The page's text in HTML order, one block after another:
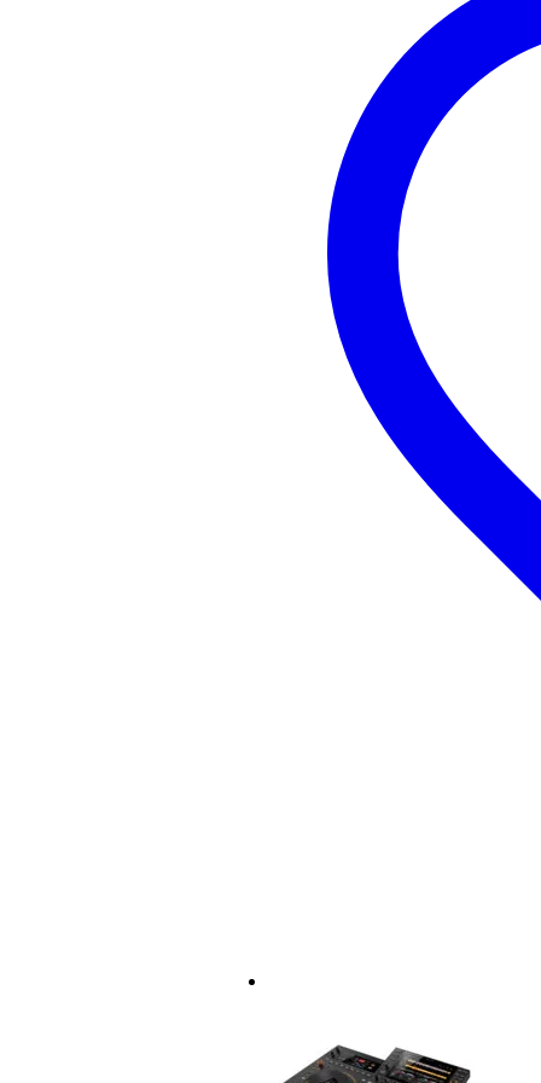
bestuur diverse DJ software via
Pro DJ link voor het delen van
draadloze PRO DJ LINK
toegang tot uw muziek op uw
stream direct vanaf uw
ondersteunde
USB opslag bestandssystemen:
frequentie respons: 4Hz tot
signaal/ruis verhouding: 115dB
totale harmonische vervorming
USB-poorten: USB-A
audio uitgangen: 2x RCA
overige aansluitingen: LAN
audio uitgangsvoltage: 2.0Vrms
netspanning: AC100-240V
maximaal opgenomen
compatible met Serato Scratch
afmetingen: 320 x 405,7 x
gewicht: 4,7 kg
Afspeelbare media:
iPhone 4GS, iPhone 4, iPhone
iPod Touch 3e en 4e generatie
Android telefoon, Android tablet
USB opslag: flash geheugen,
Audio CD, CD-R/RW,
Windows Vista Home Basic /
forced uitwerppin